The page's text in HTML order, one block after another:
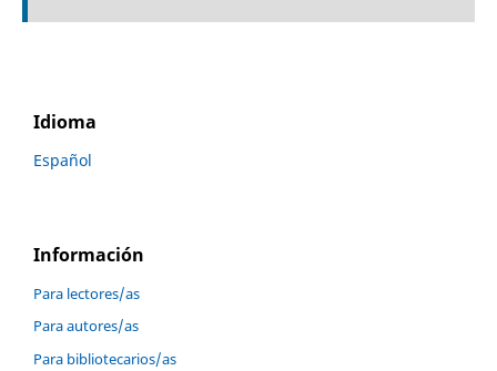
Idioma
Español
Información
Para lectores/as
Para autores/as
Para bibliotecarios/as